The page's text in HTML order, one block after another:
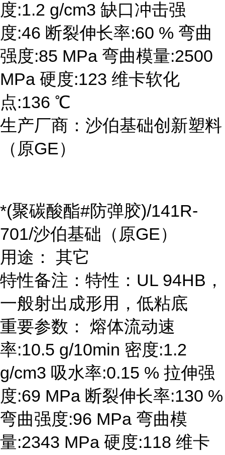
度:1.2 g/cm3 缺口冲击强
度:46 断裂伸长率:60 % 弯曲
强度:85 MPa 弯曲模量:2500
MPa 硬度:123 维卡软化
点:136 ℃
生产厂商：沙伯基础创新塑料
（原GE）
*(聚碳酸酯#防弹胶)/141R-
701/沙伯基础（原GE）
用途： 其它
特性备注：特性：UL 94HB，
一般射出成形用，低粘底
重要参数： 熔体流动速
率:10.5 g/10min 密度:1.2
g/cm3 吸水率:0.15 % 拉伸强
度:69 MPa 断裂伸长率:130 %
弯曲强度:96 MPa 弯曲模
量:2343 MPa 硬度:118 维卡